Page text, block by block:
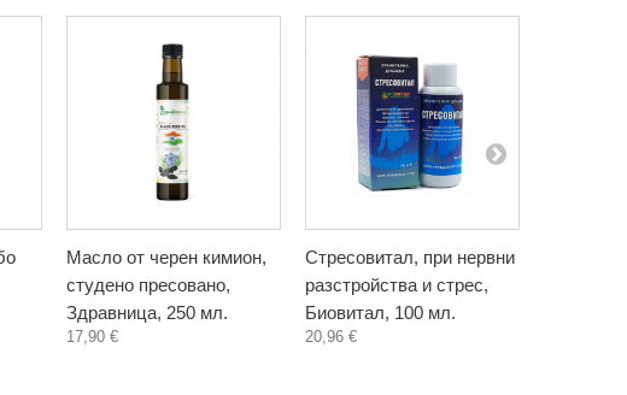
Масло от черен кимион,
студено пресовано,
Здравница, 250 мл.
17,90 €
Стресовитал, при нервни
разстройства и стрес,
Биовитал, 100 мл.
20,96 €